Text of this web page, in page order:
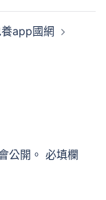
app國網
公開。 必填欄